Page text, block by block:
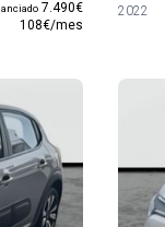
7.490€
108€/mes
2022